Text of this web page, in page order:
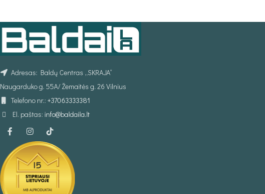
Adresas: Baldų Centras „SKRAJA“
Naugarduko g. 55A/ Žemaitės g. 26 Vilnius
Telefono nr.: +37063333381
El. paštas: info@baldaila.lt